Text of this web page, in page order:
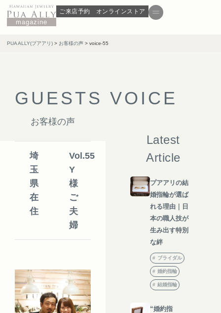
magazine
ご来店予約 オンラインストア
PUA ALLY(プアアリ) > お客様の声 > voice-55
G U E STS VO I C E
お客様の声
埼
玉
県
在
住
Vol.55
Y
様
ご
夫
婦
Latest
Article
プアアリの結
婚指輪が選ば
れる理由｜日
本の職人技が
生み出す特別
な絆
ブライダル
婚約指輪
結婚指輪
“婚約指